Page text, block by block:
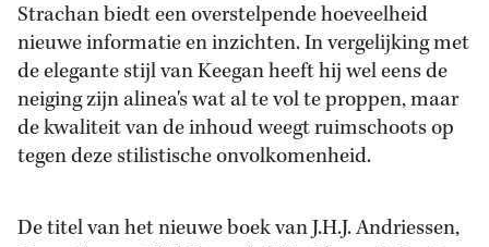
Strachan biedt een overstelpende hoeveelheid
nieuwe informatie en inzichten. In vergelijking met
de elegante stijl van Keegan heeft hij wel eens de
neiging zijn alinea's wat al te vol te proppen, maar
de kwaliteit van de inhoud weegt ruimschoots op
tegen deze stilistische onvolkomenheid.
De titel van het nieuwe boek van J.H.J. Andriessen,